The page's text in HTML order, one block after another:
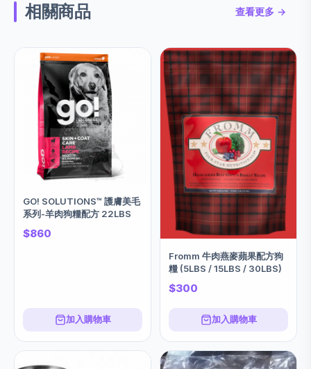
相關商品 查看更多 →
GO! SOLUTIONS™ 護膚美毛
系列-羊肉狗糧配方 22LBS
$860
加入購物車
Fromm 牛肉燕麥蘋果配方狗
糧 (5LBS / 15LBS / 30LBS)
$300
加入購物車